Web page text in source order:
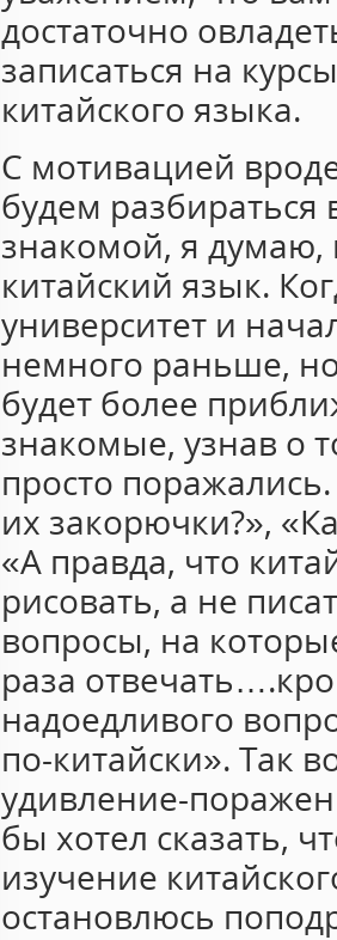
достаточно
записаться на
китайского языка.
С мотивацией
будем разбираться
знакомой, я
китайский язык.
университет и
немного раньше,
будет более
знакомые, узнав о
просто
их закорючки?»,
«А правда, что
рисовать, а не
вопросы, на
раза
надоедливого
по-китайски». Так
удивление-
бы хотел сказать,
изучение
остановлюсь